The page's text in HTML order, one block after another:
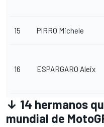
15 PIRRO Michele
16 ESPARGARO Aleix
↓ 14 hermanos
mundial de